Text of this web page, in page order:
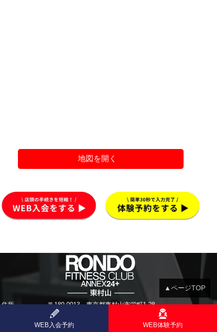
地図を開く
▲ページTOP
住所
〒189-0013 東京都東村山市栄町1-28
042-392-7814
月・火・水・金 9:00～23:00
WEB入会予約 WEB体験予約